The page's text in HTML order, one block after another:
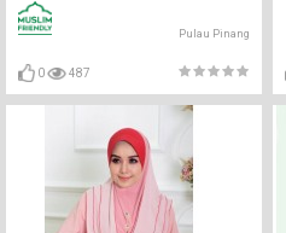
Pulau Pinang
0 487